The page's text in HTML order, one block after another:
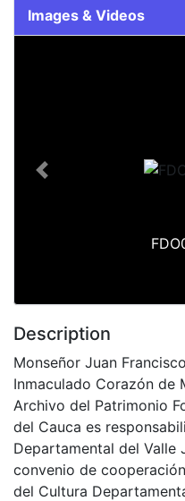
Images & Videos
Previous
Description
Monseñor Juan
Inmaculado Corazón de
Archivo del Patrimonio
del Cauca es
Departamental del Valle
convenio de
del Cultura